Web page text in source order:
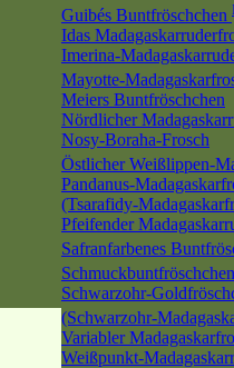
Guibés Buntfröschchen
Idas
Imerina-
Mayotte-
Meiers Buntfröschchen
Nördlicher
Nosy-Boraha-Frosch
Östlicher Weißlippen-
Pandanus-
(Tsarafidy-
Pfeifender
Safranfarbenes
Schwarzohr-
(Schwarzohr-
Variabler
Weißpunkt-